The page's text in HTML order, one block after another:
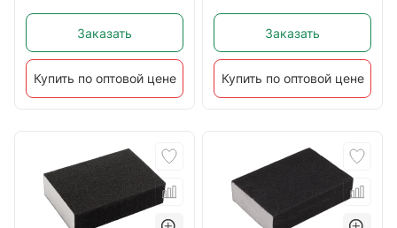
Заказать
Купить по оптовой цене
Заказать
Купить по оптовой цене